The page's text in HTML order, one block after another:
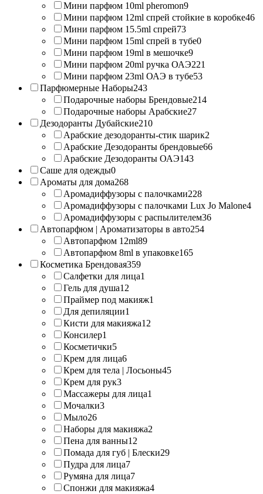
Мини парфюм 10ml pheromon9
Мини парфюм 12ml спрей стойкие в коробке46
Мини парфюм 15.5ml спрей73
Мини парфюм 15ml спрей в тубе0
Мини парфюм 19ml в мешочке9
Мини парфюм 20ml ручка ОАЭ221
Мини парфюм 23ml ОАЭ в тубе53
Парфюмерные Наборы243
Подарочные наборы Брендовые214
Подарочные наборы Арабские27
Дезодоранты Дубайские210
Арабские дезодоранты-стик шарик2
Арабские Дезодоранты брендовые66
Арабские Дезодоранты ОАЭ143
Саше для одежды0
Ароматы для дома268
Аромадиффузоры с палочками228
Аромадиффузоры с палочками Lux Jo Malone4
Аромадиффузоры с распылителем36
Автопарфюм | Ароматизаторы в авто254
Автопарфюм 12ml89
Автопарфюм 8ml в упаковке165
Косметика Брендовая359
Салфетки для лица1
Гель для душа12
Праймер под макияж1
Для депиляции1
Кисти для макияжа12
Консилер1
Косметички5
Крем для лица6
Крем для тела | Лосьоны45
Крем для рук3
Массажеры для лица1
Мочалки3
Мыло26
Наборы для макияжа2
Пена для ванны12
Помада для губ | Блески29
Пудра для лица7
Румяна для лица7
Спонжи для макияжа4